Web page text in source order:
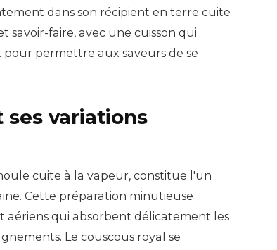
dans son récipient en terre cuite
savoir-faire, avec une cuisson qui
permettre aux saveurs de se
ses variations
cuite à la vapeur, constitue l'un
Cette préparation minutieuse
aériens qui absorbent délicatement les
Le couscous royal se